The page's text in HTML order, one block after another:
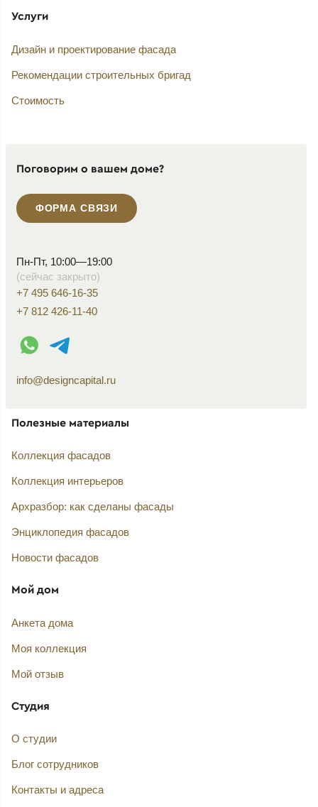
Услуги
Дизайн и проектирование фасада
Рекомендации строительных бригад
Стоимость
Поговорим о вашем доме?
ФОРМА СВЯЗИ
Пн-Пт, 10:00—19:00
(сейчас закрыто)
+7 495 646-16-35
+7 812 426-11-40
WhatsApp контакт
Telegram контакт
info@designcapital.ru
Полезные материалы
Коллекция фасадов
Коллекция интерьеров
Архразбор: как сделаны фасады
Энциклопедия фасадов
Новости фасадов
Мой дом
Анкета дома
Моя коллекция
Мой отзыв
Студия
О студии
Блог сотрудников
Контакты и адреса